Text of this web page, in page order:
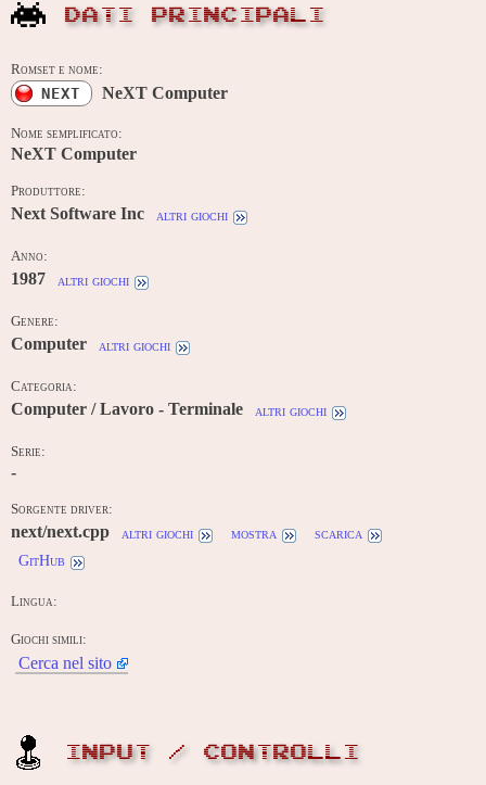
DATI PRINCIPALI
Romset e nome:
NEXT NeXT Computer
Nome semplificato:
NeXT Computer
Produttore:
Next Software Inc altri giochi
Anno:
1987 altri giochi
Genere:
Computer altri giochi
Categoria:
Computer / Lavoro - Terminale altri giochi
Serie:
-
Sorgente driver:
next/next.cpp altri giochi mostra
scarica
GitHub
Lingua:
Giochi simili:
Cerca nel sito
INPUT / CONTROLLI